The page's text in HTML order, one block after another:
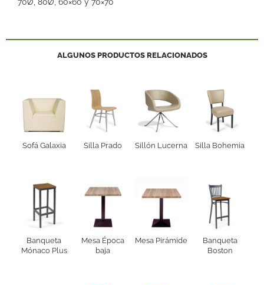
ALGUNOS PRODUCTOS RELACIONADOS
Sofá Galaxia Silla Prado Sillón Lucerna Silla Bohemia
Banqueta
Mónaco Plus
Mesa Época
baja
Mesa Pirámide
Banqueta
Boston